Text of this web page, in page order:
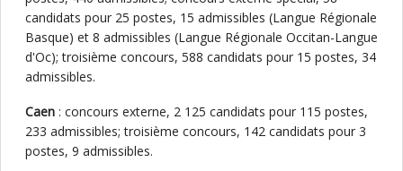
candidats pour 25 postes, 15 admissibles (Langue Régionale
Basque) et 8 admissibles (Langue Régionale Occitan-Langue
d'Oc); troisième concours, 588 candidats pour 15 postes, 34
admissibles.
Caen : concours externe, 2 125 candidats pour 115 postes,
233 admissibles; troisième concours, 142 candidats pour 3
postes, 9 admissibles.